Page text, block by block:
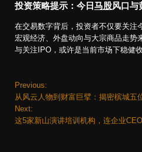
投资策略提示：今日马股风口与
在交易数字背后，投资者不仅要关注
宏观经济、外盘动向与大宗商品走势
与关注IPO，或许是当前市场下稳健
P
o
Previous:
从风云人物到财富巨擘：揭密槟城五
Next:
这5家新山演讲培训机构，连企业